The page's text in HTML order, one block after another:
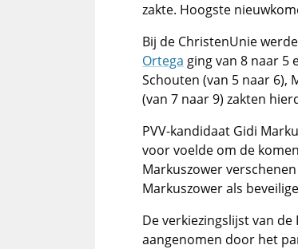
zakte. Hoogste
Bij de ChristenUnie
Ortega ging van 8 naar 5
Schouten (van 5 naar 6),
(van 7 naar 9) zakten
PVV-kandidaat Gidi
voor voelde om de
Markuszower
Markuszower als
De verkiezingslijst van de
aangenomen door het